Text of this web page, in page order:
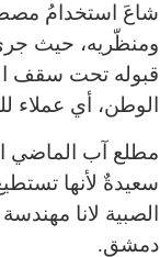
ومنظّريه، حيث
قبوله تحت سقف
الوطن، أي عملاء
مطلع آب الماضي
سعيدةٌ لأنها
الصبية لانا
دمشق.